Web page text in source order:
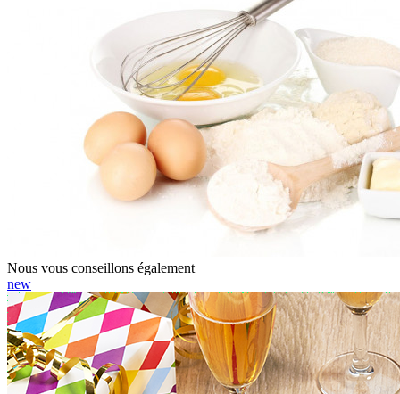
Nous vous conseillons également
new